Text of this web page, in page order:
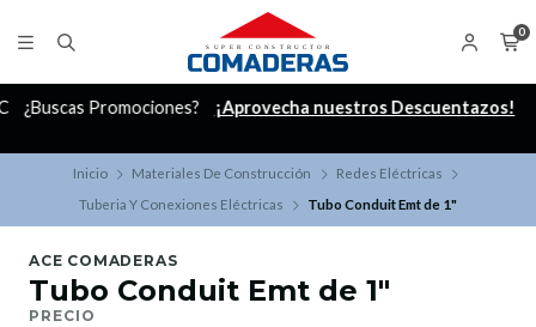
0
¿Buscas Promociones? ¡Aprovecha nuestros Descuentazos!
Inicio Materiales De Construcción
Redes Eléctricas
Tuberia Y Conexiones Eléctricas
Tubo Conduit Emt de 1"
ACE COMADERAS
Tubo Conduit Emt de 1"
PRECIO